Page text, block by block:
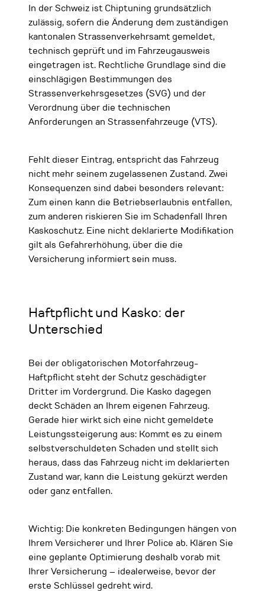
In der Schweiz ist Chiptuning grundsätzlich
zulässig, sofern die Änderung dem zuständigen
kantonalen Strassenverkehrsamt gemeldet,
technisch geprüft und im Fahrzeugausweis
eingetragen ist. Rechtliche Grundlage sind die
einschlägigen Bestimmungen des
Strassenverkehrsgesetzes (SVG) und der
Verordnung über die technischen
Anforderungen an Strassenfahrzeuge (VTS).
Fehlt dieser Eintrag, entspricht das Fahrzeug
nicht mehr seinem zugelassenen Zustand. Zwei
Konsequenzen sind dabei besonders relevant:
Zum einen kann die Betriebserlaubnis entfallen,
zum anderen riskieren Sie im Schadenfall Ihren
Kaskoschutz. Eine nicht deklarierte Modifikation
gilt als Gefahrerhöhung, über die die
Versicherung informiert sein muss.
Haftpflicht und Kasko: der
Unterschied
Bei der obligatorischen Motorfahrzeug-
Haftpflicht steht der Schutz geschädigter
Dritter im Vordergrund. Die Kasko dagegen
deckt Schäden an Ihrem eigenen Fahrzeug.
Gerade hier wirkt sich eine nicht gemeldete
Leistungssteigerung aus: Kommt es zu einem
selbstverschuldeten Schaden und stellt sich
heraus, dass das Fahrzeug nicht im deklarierten
Zustand war, kann die Leistung gekürzt werden
oder ganz entfallen.
Wichtig: Die konkreten Bedingungen hängen von
Ihrem Versicherer und Ihrer Police ab. Klären Sie
eine geplante Optimierung deshalb vorab mit
Ihrer Versicherung – idealerweise, bevor der
erste Schlüssel gedreht wird.